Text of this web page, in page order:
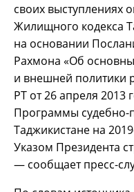
своих выступлениях
Жилищного кодекса
на основании
Рахмона «Об
и внешней политики
РТ от 26 апреля 2013
Программы
Таджикистане на
Указом Президента
— сообщает пресс-